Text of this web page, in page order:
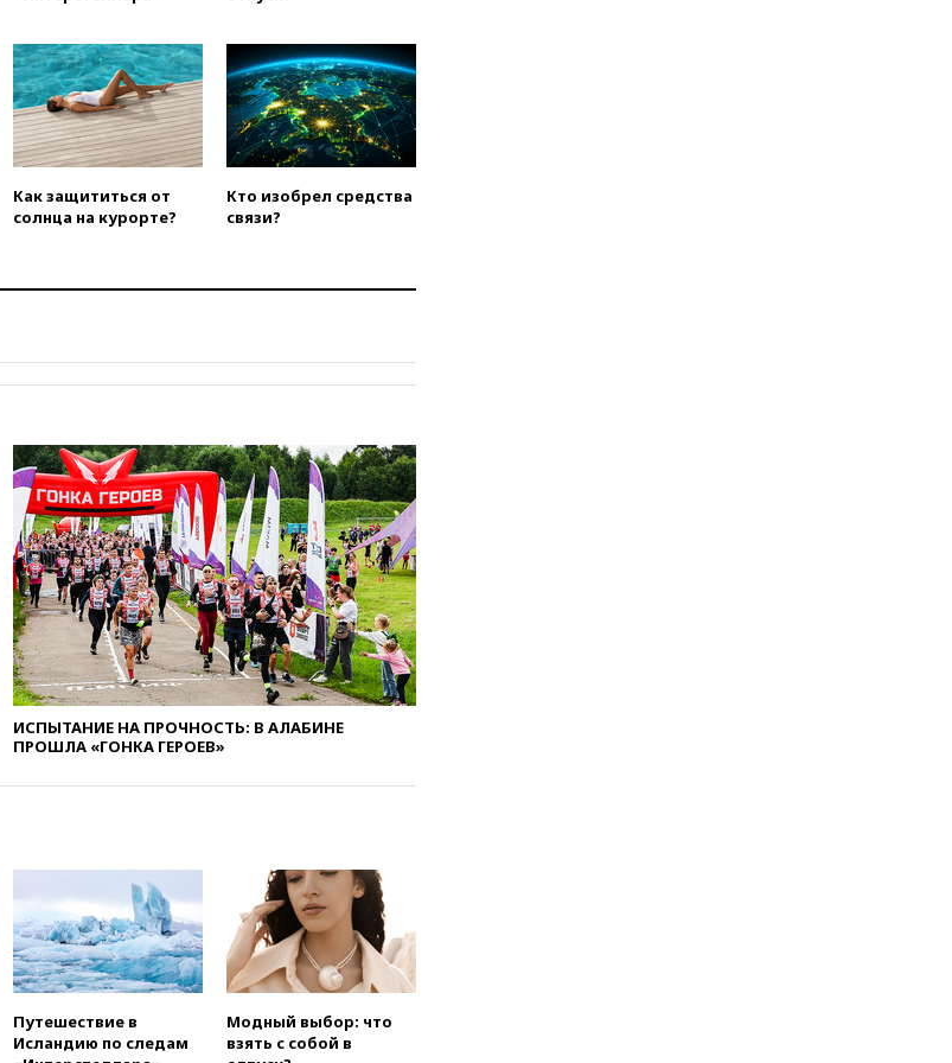
территорией РФ
09:25
Ильский НПЗ на Кубани
загорелся после падения
обломков дрона
девяти БПЛА, сбитых на
подлете к Москве
регионами
авиатоплива в Европу
06:30
США и Колумбия
обсуждают координацию
усилий против наркотрафика
05:30ВМС Испании усилили
присутствие в Сеуте на фоне
миграционного кризиса
03:30В Минстрое сравнили
качество жилья в Нью-Йорке и
России
02:30Трамп попросил
отпустить его с круглого стола
Сеуту на параплане
00:30
FT: ЕС не готов принять в
блок Украину из-за уровня
коррупции
вчера, 23:35Лукашенко
объяснил экономическую
выгоду безвизового режима с
ЕС
Как защититься от
солнца на курорте?
Кто изобрел средства
связи?
ИСПЫТАНИЕ НА ПРОЧНОСТЬ: В АЛАБИНЕ
ПРОШЛА «ГОНКА ГЕРОЕВ»
Путешествие в
Исландию по следам
Модный выбор: что
взять с собой в